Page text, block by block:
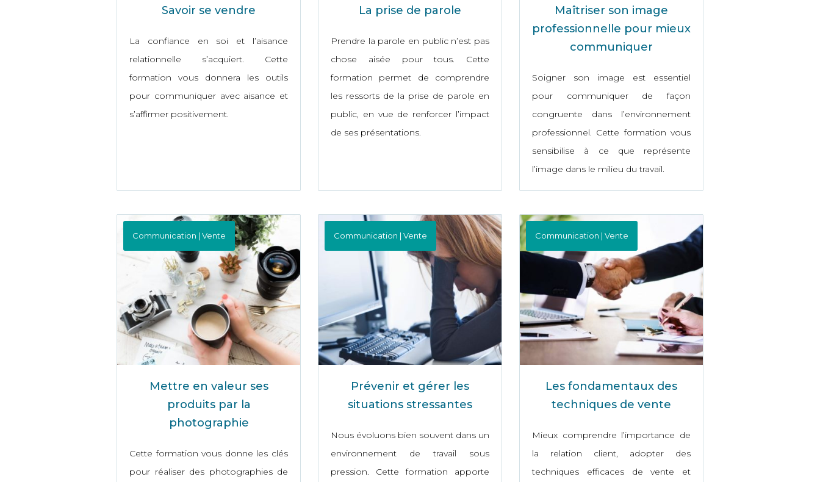
Savoir se vendre
La confiance en soi et l’aisance
relationnelle s’acquiert. Cette
formation vous donnera les outils
pour communiquer avec aisance et
s’affirmer positivement.
La prise de parole
Prendre la parole en public n’est pas
chose aisée pour tous. Cette
formation permet de comprendre
les ressorts de la prise de parole en
public, en vue de renforcer l’impact
de ses présentations.
Maîtriser son image
professionnelle pour mieux
communiquer
Soigner son image est essentiel
pour communiquer de façon
congruente dans l’environnement
professionnel. Cette formation vous
sensibilise à ce que représente
l’image dans le milieu du travail.
Communication | Vente
Mettre en valeur ses
produits par la
photographie
Cette formation vous donne les clés
pour réaliser des photographies de
Communication | Vente
Prévenir et gérer les
situations stressantes
Nous évoluons bien souvent dans un
environnement de travail sous
pression. Cette formation apporte
Communication | Vente
Les fondamentaux des
techniques de vente
Mieux comprendre l’importance de
la relation client, adopter des
techniques efficaces de vente et